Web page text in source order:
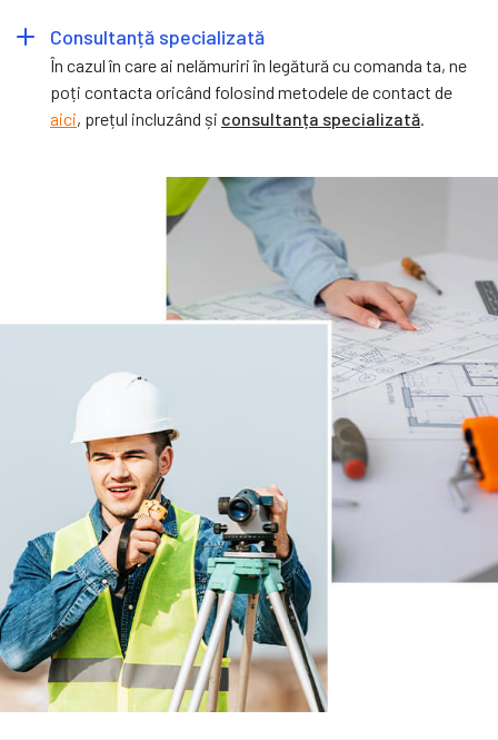
Consultanță specializată
În cazul în care ai nelămuriri în legătură cu comanda ta, ne
poți contacta oricând folosind metodele de contact de
aici, prețul incluzând și consultanța specializată.